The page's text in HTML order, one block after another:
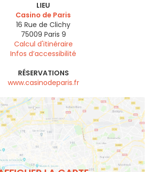
LIEU
Casino de Paris
16 Rue de Clichy
75009 Paris 9
Calcul d'itinéraire
Infos d’accessibilité
RÉSERVATIONS
www.casinodeparis.fr